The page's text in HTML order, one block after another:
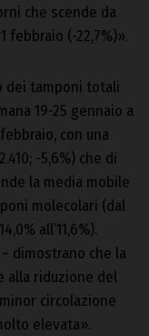
che scende da
febbraio (-22,7%)».
dei tamponi totali
19-25 gennaio a
con una
-5,6%) che di
la media mobile
molecolari (dal
all’11,6%).
dimostrano che la
alla riduzione del
circolazione
elevata».